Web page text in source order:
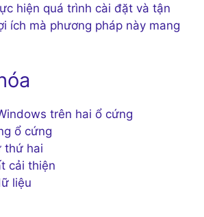
hiện quá trình cài đặt và tận
ích mà phương pháp này mang
trên hai ổ cứng
ổ cứng
thứ hai
cải thiện
liệu